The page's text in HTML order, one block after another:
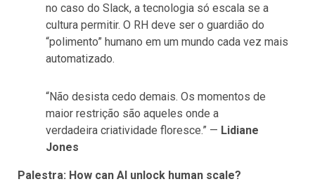
no caso do Slack, a tecnologia só escala se a
cultura permitir. O RH deve ser o guardião do
“polimento” humano em um mundo cada vez mais
automatizado.
“Não desista cedo demais. Os momentos de
maior restrição são aqueles onde a
verdadeira criatividade floresce.” — Lidiane
Jones
Palestra: How can AI unlock human scale?